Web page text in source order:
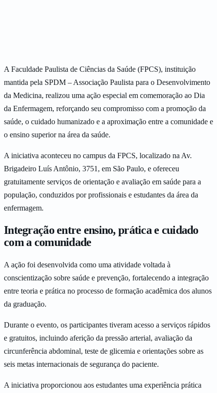
A Faculdade Paulista de Ciências da Saúde (FPCS), instituição
mantida pela SPDM – Associação Paulista para o Desenvolvimento
da Medicina, realizou uma ação especial em comemoração ao Dia
da Enfermagem, reforçando seu compromisso com a promoção da
saúde, o cuidado humanizado e a aproximação entre a comunidade e
o ensino superior na área da saúde.
A iniciativa aconteceu no campus da FPCS, localizado na Av.
Brigadeiro Luís Antônio, 3751, em São Paulo, e ofereceu
gratuitamente serviços de orientação e avaliação em saúde para a
população, conduzidos por profissionais e estudantes da área da
enfermagem.
Integração entre ensino, prática e cuidado
com a comunidade
A ação foi desenvolvida como uma atividade voltada à
conscientização sobre saúde e prevenção, fortalecendo a integração
entre teoria e prática no processo de formação acadêmica dos alunos
da graduação.
Durante o evento, os participantes tiveram acesso a serviços rápidos
e gratuitos, incluindo aferição da pressão arterial, avaliação da
circunferência abdominal, teste de glicemia e orientações sobre as
seis metas internacionais de segurança do paciente.
A iniciativa proporcionou aos estudantes uma experiência prática